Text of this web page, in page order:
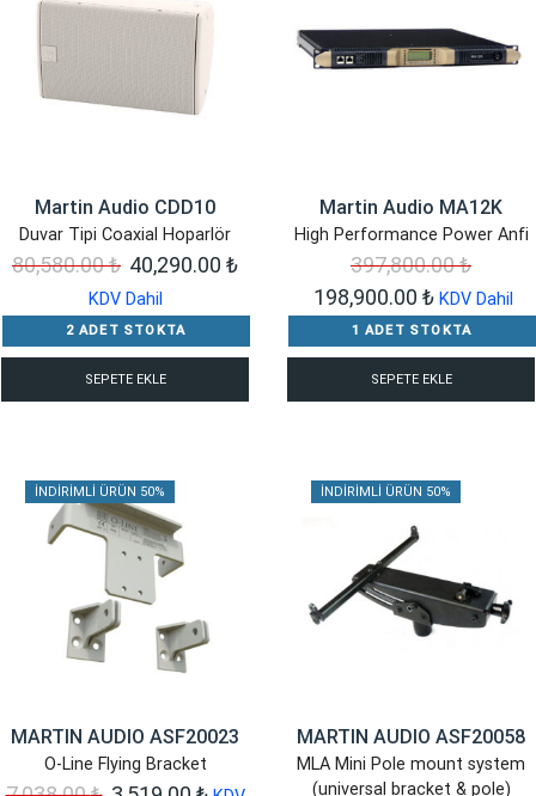
Martin Audio CDD10
Duvar Tipi Coaxial Hoparlör
80,580.00₺ Orijinal
fiyat:
80,580.00 ₺.
40,290.00 ₺Şu
40,290.00 ₺.
KDV Dahil
2 ADET STOKTA
SEPETE EKLE
Martin Audio MA12K
High Performance Power Anfi
397,800.00₺
Orijinal
fiyat:
397,800.00 ₺.
198,900.00 ₺Şu
andaki
fiyat:
KDV Dahil
1 ADET STOKTA
SEPETE EKLE
İNDIRIMLI ÜRÜN 50%
MARTIN AUDIO ASF20023
O-Line Flying Bracket
İNDIRIMLI ÜRÜN 50%
MARTIN AUDIO ASF20058
MLA Mini Pole mount system
(universal bracket & pole)